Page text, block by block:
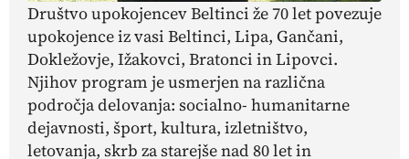
Društvo upokojencev Beltinci že 70 let povezuje
upokojence iz vasi Beltinci, Lipa, Gančani,
Dokležovje, Ižakovci, Bratonci in Lipovci.
Njihov program je usmerjen na različna
področja delovanja: socialno- humanitarne
dejavnosti, šport, kultura, izletništvo,
letovanja, skrb za starejše nad 80 let in